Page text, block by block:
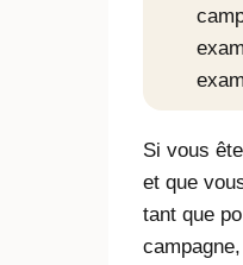
Si vous
et que
tant que